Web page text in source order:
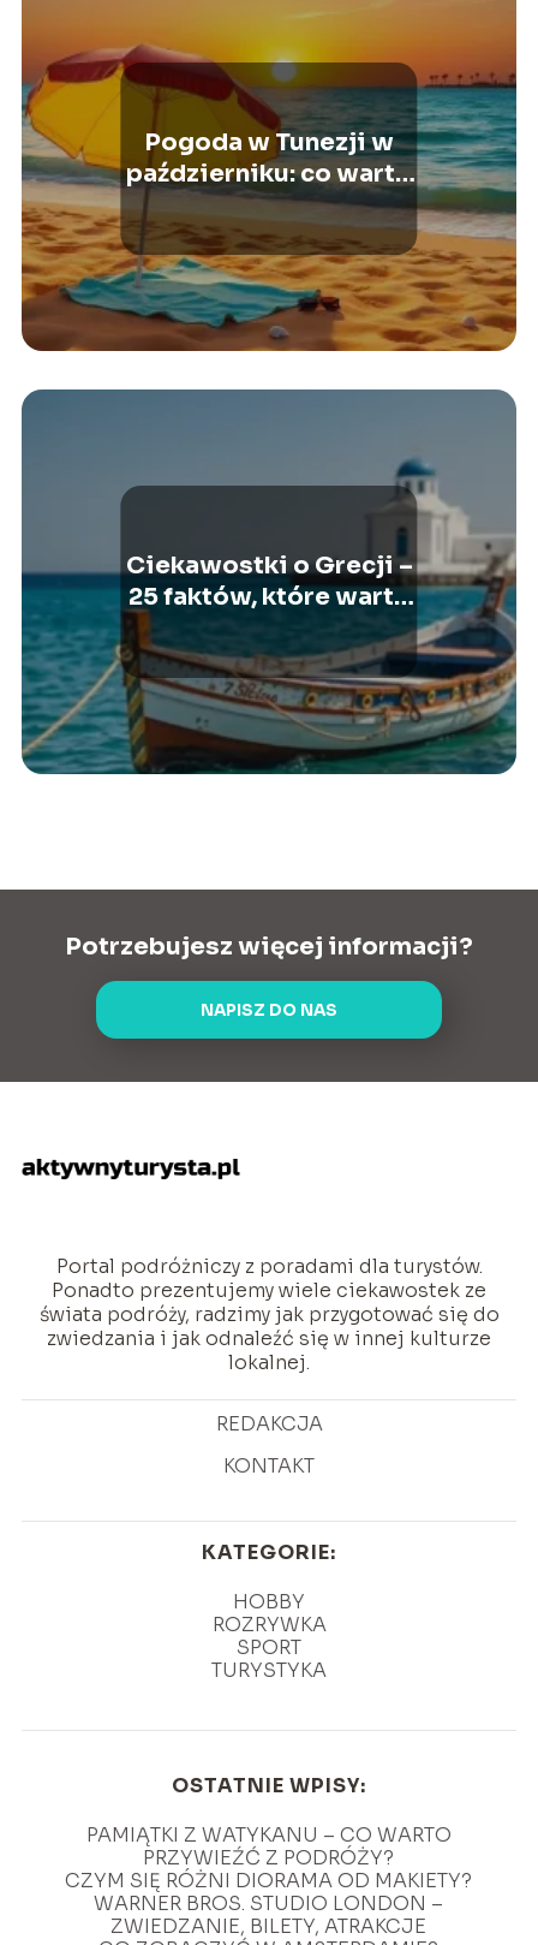
Pogoda w Tunezji w
październiku: co warto
wiedzieć przed
wyjazdem?
Ciekawostki o Grecji –
25 faktów, które warto
Potrzebujesz więcej informacji?
NAPISZ DO NAS
Portal podróżniczy z poradami dla turystów.
Ponadto prezentujemy wiele ciekawostek ze
świata podróży, radzimy jak przygotować się do
zwiedzania i jak odnaleźć się w innej kulturze
lokalnej.
REDAKCJA
KONTAKT
KATEGORIE:
HOBBY
ROZRYWKA
SPORT
TURYSTYKA
OSTATNIE WPISY:
PAMIĄTKI Z WATYKANU – CO WARTO
PRZYWIEŹĆ Z PODRÓŻY?
CZYM SIĘ RÓŻNI DIORAMA OD MAKIETY?
WARNER BROS. STUDIO LONDON –
ZWIEDZANIE, BILETY, ATRAKCJE